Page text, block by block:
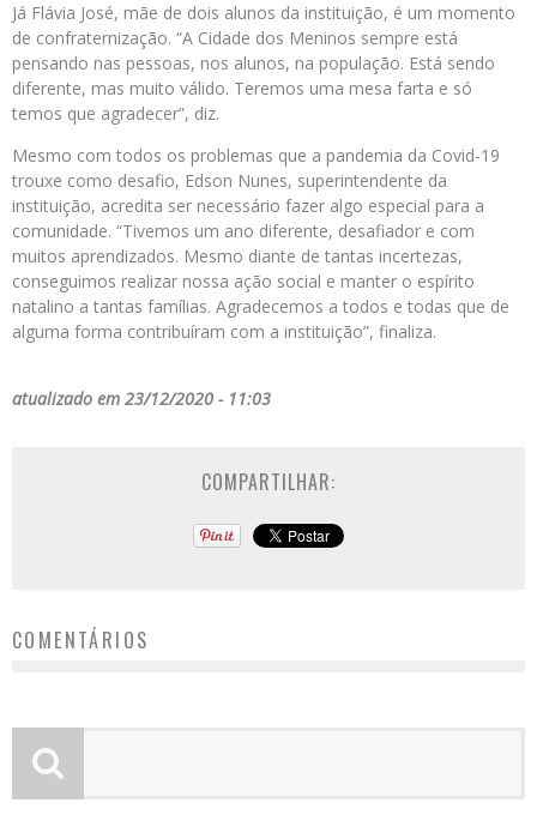
Já Flávia José, mãe de dois alunos da instituição, é um momento
de confraternização. “A Cidade dos Meninos sempre está
pensando nas pessoas, nos alunos, na população. Está sendo
diferente, mas muito válido. Teremos uma mesa farta e só
temos que agradecer”, diz.
Mesmo com todos os problemas que a pandemia da Covid-19
trouxe como desafio, Edson Nunes, superintendente da
instituição, acredita ser necessário fazer algo especial para a
comunidade. “Tivemos um ano diferente, desafiador e com
muitos aprendizados. Mesmo diante de tantas incertezas,
conseguimos realizar nossa ação social e manter o espírito
natalino a tantas famílias. Agradecemos a todos e todas que de
alguma forma contribuíram com a instituição”, finaliza.
atualizado em 23/12/2020 - 11:03
COMPARTILHAR:
COMENTÁRIOS